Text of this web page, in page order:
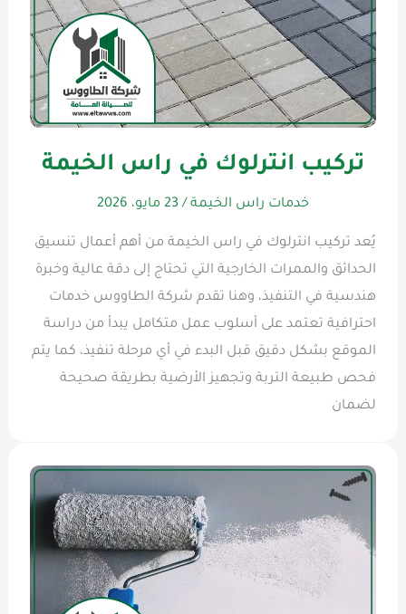
تركيب انترلوك في راس الخيمة
خدمات راس الخيمة / 23 مايو، 2026
يُعد تركيب انترلوك في راس الخيمة من أهم أعمال تنسيق
الحدائق والممرات الخارجية التي تحتاج إلى دقة عالية وخبرة
هندسية في التنفيذ، وهنا تقدم شركة الطاووس خدمات
احترافية تعتمد على أسلوب عمل متكامل يبدأ من دراسة
الموقع بشكل دقيق قبل البدء في أي مرحلة تنفيذ، كما يتم
فحص طبيعة التربة وتجهيز الأرضية بطريقة صحيحة
لضمان